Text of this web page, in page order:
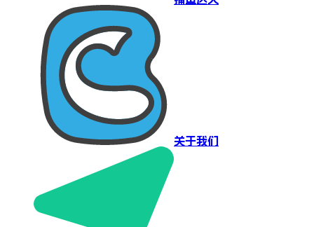
关于我们